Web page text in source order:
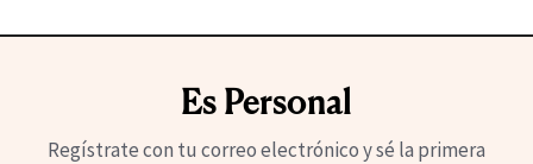
Es Personal
Regístrate con tu correo electrónico y sé la primera